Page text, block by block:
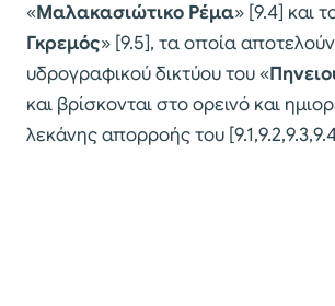
«Μαλακασιώτικο Ρέμα» [9.4] και
Γκρεμός» [9.5], τα οποία
υδρογραφικού δικτύου του «
και βρίσκονται στο ορεινό και
λεκάνης απορροής του